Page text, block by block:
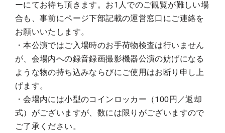
ーにてお待ち頂きます。お1人でのご観覧が難しい場
合も、事前にページ下部記載の運営窓口にご連絡を
お願いいたします。
・本公演ではご入場時のお手荷物検査は行いません
が、会場内への録音録画撮影機器公演の妨げになる
ような物の持ち込みならびにご使用はお断り申し上
げます。
・会場内には小型のコインロッカー（100円／返却
式）がございますが、数には限りがございますので
ご了承ください。